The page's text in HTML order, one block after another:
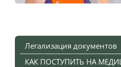
Легализация документов
КАК ПОСТУПИТЬ НА